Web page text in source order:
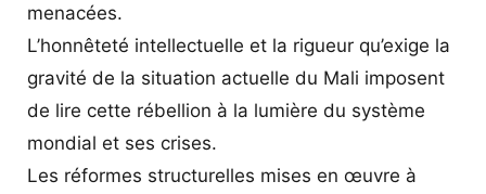
menacées.
L’honnêteté intellectuelle et la rigueur qu’exige la
gravité de la situation actuelle du Mali imposent
de lire cette rébellion à la lumière du système
mondial et ses crises.
Les réformes structurelles mises en œuvre à